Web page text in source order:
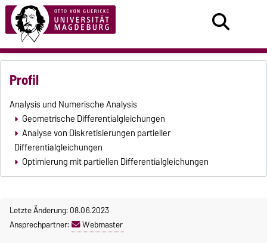
Profil
Analysis und Numerische Analysis
Geometrische Differentialgleichungen
Analyse von Diskretisierungen partieller
Differentialgleichungen
Optimierung mit partiellen Differentialgleichungen
Letzte Änderung: 08.06.2023
Ansprechpartner:
Webmaster